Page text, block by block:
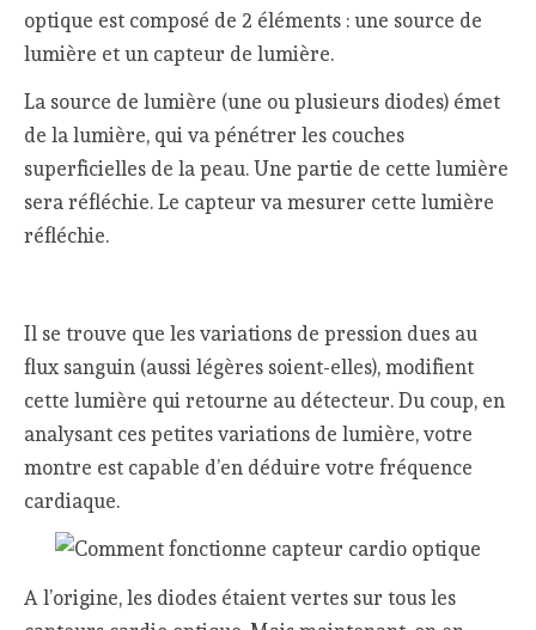
optique est composé de 2 éléments : une source de
lumière et un capteur de lumière.
La source de lumière (une ou plusieurs diodes) émet
de la lumière, qui va pénétrer les couches
superficielles de la peau. Une partie de cette lumière
sera réfléchie. Le capteur va mesurer cette lumière
réfléchie.
Il se trouve que les variations de pression dues au
flux sanguin (aussi légères soient-elles), modifient
cette lumière qui retourne au détecteur. Du coup, en
analysant ces petites variations de lumière, votre
montre est capable d’en déduire votre fréquence
cardiaque.
A l’origine, les diodes étaient vertes sur tous les